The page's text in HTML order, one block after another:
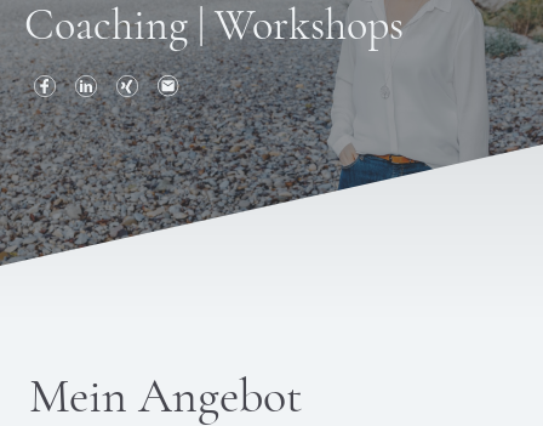
Coaching|Workshops
Mein Angebot